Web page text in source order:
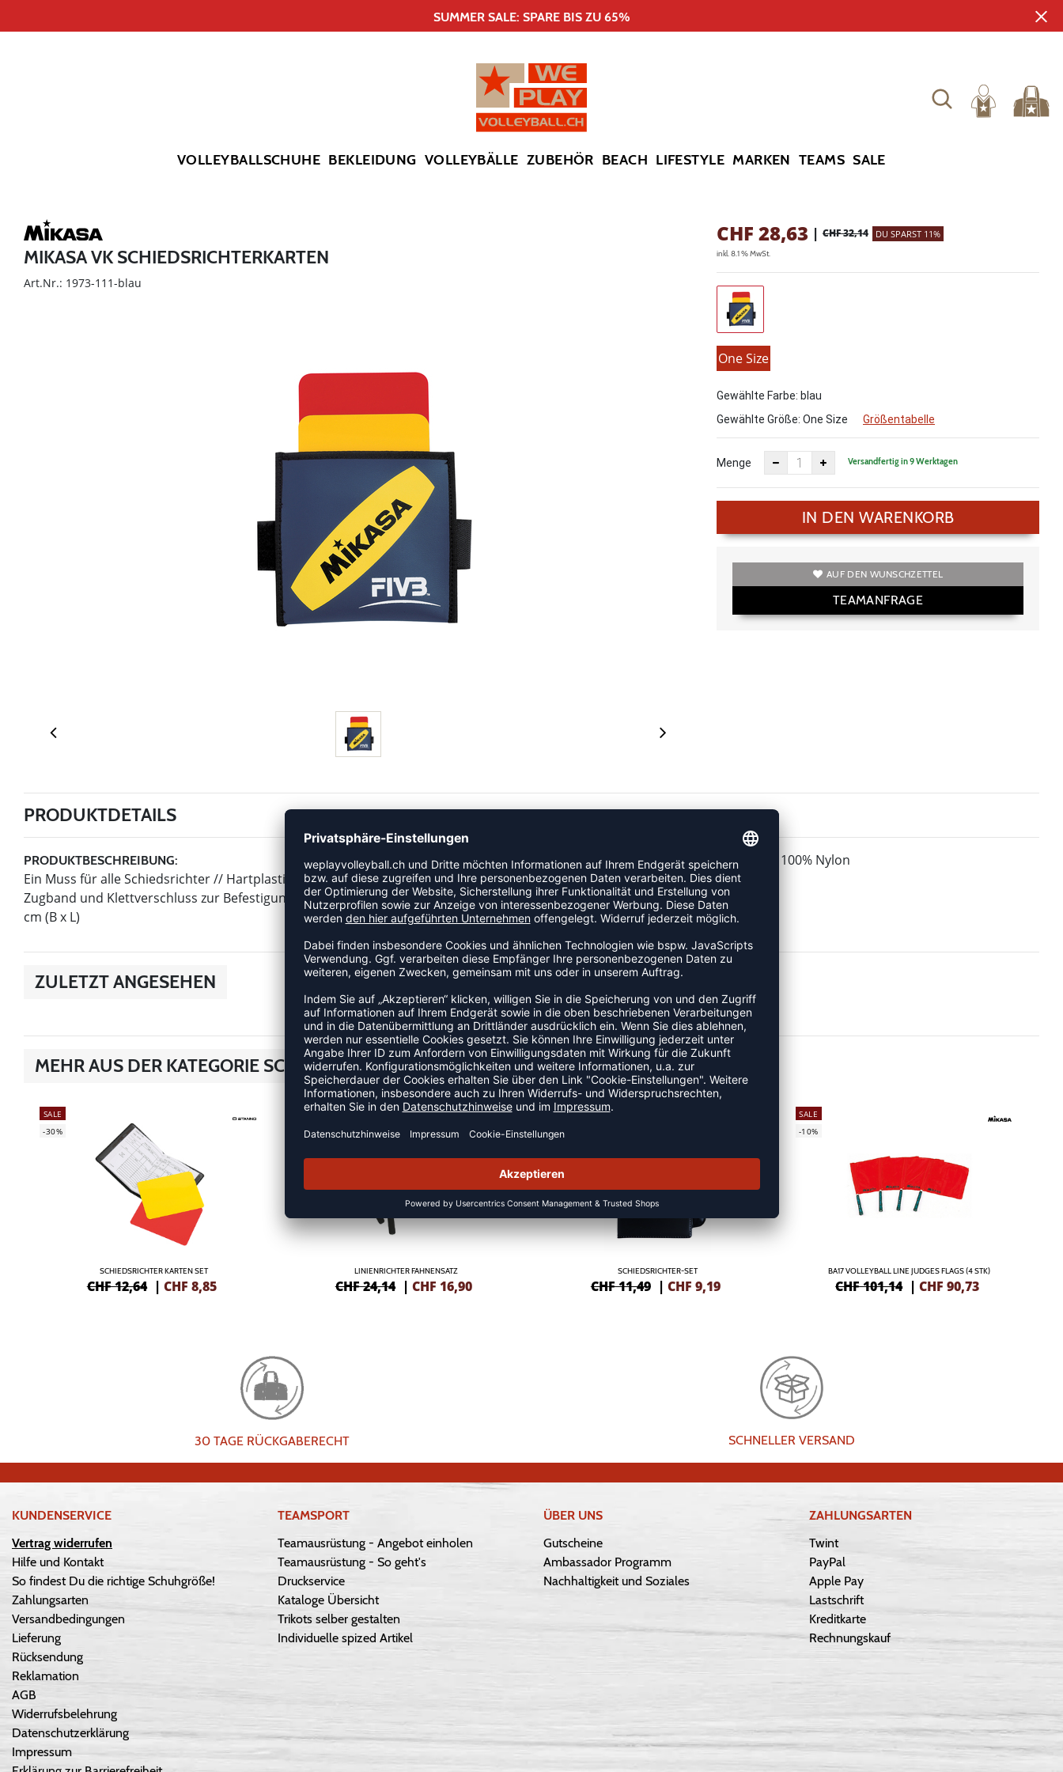
SUMMER SALE: SPARE BIS ZU 65%
VOLLEYBALLSCHUHE BEKLEIDUNG VOLLEYBÄLLE ZUBEHÖR BEACH LIFESTYLE MARKEN TEAMS SALE
MIKASA VK SCHIEDSRICHTERKARTEN
Art.Nr.: 1973-111-blau
CHF 28,63 | CHF 32,14 DU SPARST 11%
inkl. 8.1 % MwSt.
One Size
Gewählte Farbe: blau
Gewählte Größe: One Size Größentabelle
Menge Versandfertig in 9 Werktagen
IN DEN WARENKORB
AUF DEN WUNSCHZETTEL
TEAMANFRAGE
PRODUKTDETAILS
PRODUKTBESCHREIBUNG:
Ein Muss für alle Schiedsrichter // Hartplastikkarten mit 2 mm Stärke // ink. Halterungstasche mit breitem
Zugband und Klettverschluss zur Befestigung am Spielfeldpfosten // Farbe: 1x gelb, 1x rot // Maße: 10 cm x 15
cm (B x L)
MATERIAL: 100% Nylon
ZULETZT ANGESEHEN
MEHR AUS DER KATEGORIE SCHIEDSGERICHT
SALE
-30%
SCHIEDSRICHTER KARTEN SET
CHF 12,64 | CHF 8,85
SALE
-30%
LINIENRICHTER FAHNENSATZ
CHF 24,14 | CHF 16,90
SALE
-20%
SCHIEDSRICHTER-SET
CHF 11,49 | CHF 9,19
SALE
-10%
BA17 VOLLEYBALL LINE JUDGES FLAGS (4 STK)
CHF 101,14 |CHF 90,73
30 TAGE RÜCKGABERECHT SCHNELLER VERSAND
KUNDENSERVICE
Vertrag widerrufen
Hilfe und Kontakt
So findest Du die richtige Schuhgröße!
Zahlungsarten
Versandbedingungen
Lieferung
Rücksendung
Reklamation
AGB
Widerrufsbelehrung
Datenschutzerklärung
Impressum
TEAMSPORT
Teamausrüstung - Angebot einholen
Teamausrüstung - So geht's
Druckservice
Kataloge Übersicht
Trikots selber gestalten
Individuelle spized Artikel
ÜBER UNS
Gutscheine
Ambassador Programm
Nachhaltigkeit und Soziales
ZAHLUNGSARTEN
Twint
PayPal
Apple Pay
Lastschrift
Kreditkarte
Rechnungskauf